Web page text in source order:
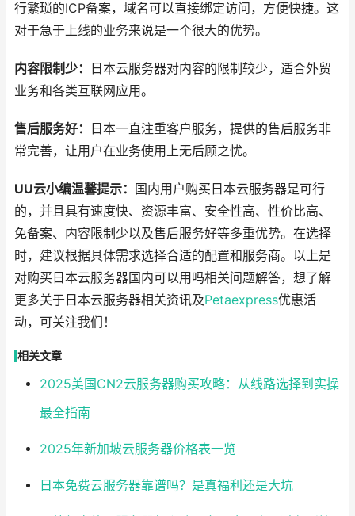
行繁琐的ICP备案，域名可以直接绑定访问，方便快捷。这
对于急于上线的业务来说是一个很大的优势。
内容限制少：
日本云服务器对内容的限制较少，适合外贸
业务和各类互联网应用。
售后服务好：
日本一直注重客户服务，提供的售后服务非
常完善，让用户在业务使用上无后顾之忧。
UU云小编温馨提示：
国内用户购买日本云服务器是可行
的，并且具有速度快、资源丰富、安全性高、性价比高、
免备案、内容限制少以及售后服务好等多重优势。在选择
时，建议根据具体需求选择合适的配置和服务商。以上是
对购买日本云服务器国内可以用吗相关问题解答，想了解
更多关于日本云服务器相关资讯及Petaexpress优惠活
动，可关注我们！
相关文章
2025美国CN2云服务器购买攻略：从线路选择到实操
最全指南
2025年新加坡云服务器价格表一览
日本免费云服务器靠谱吗？是真福利还是大坑